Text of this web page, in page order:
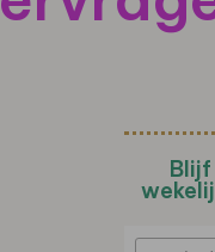
Blijf